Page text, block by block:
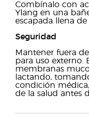
Combínalo con
Ylang en una
escapada llena de
Seguridad
Mantener fuera
para uso externo.
membranas
lactando,
condición
de la salud antes